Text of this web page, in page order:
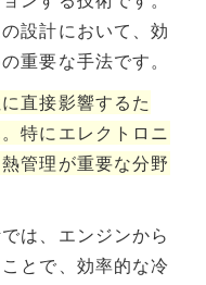
設計において、効
重要な手法です。
直接影響するた
特にエレクトロニ
管理が重要な分野
は、エンジンから
とで、効率的な冷